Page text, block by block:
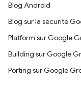
Blog Android
Blog sur la sécurité
Platform sur Google
Building sur Google
Porting sur Google